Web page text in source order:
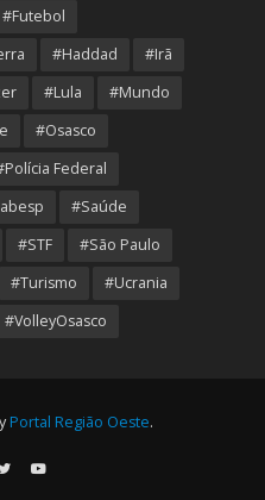
#Futebol
#Haddad
#Irã
#Lula
#Mundo
#Osasco
Federal
#Saúde
#STF
#São Paulo
#Turismo
#Ucrania
#VolleyOsasco
Portal Região Oeste.